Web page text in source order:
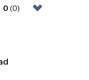
0 (0)